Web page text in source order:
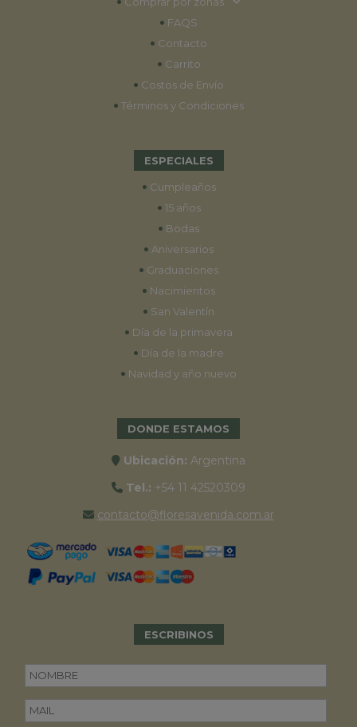
• FAQS
• Contacto
• Carrito
• Costos de Envío
• Términos y Condiciones
ESPECIALES
• Cumpleaños
• 15 años
• Bodas
• Aniversarios
• Graduaciones
• Nacimientos
• San Valentín
• Día de la primavera
• Día de la madre
• Navidad y año nuevo
DONDE ESTAMOS
Ubicación: Argentina
Tel.: +54 11 42520309
contacto@floresavenida.com.ar
ESCRIBINOS